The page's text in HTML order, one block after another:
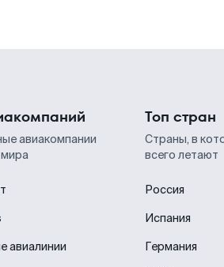
авиакомпании
авиалинии
Топ стран
Страны, в
всего летают
Россия
Испания
Германия